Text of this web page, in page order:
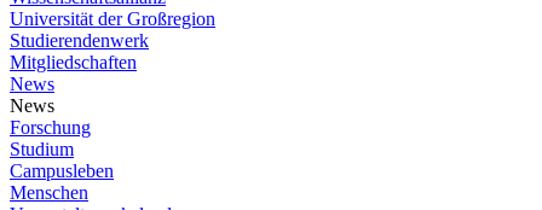
Universität der Großregion
Studierendenwerk
Mitgliedschaften
News
News
Forschung
Studium
Campusleben
Menschen